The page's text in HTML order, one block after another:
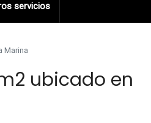
servicios
Marina
ubicado en